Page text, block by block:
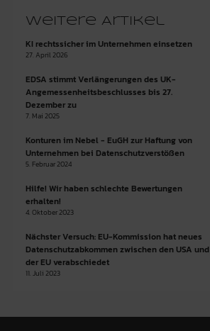
Weitere Artikel
KI rechtssicher im Unternehmen einsetzen
27. April 2026
EDSA stimmt Verlängerungen des UK-
Angemessenheitsbeschlusses bis 27.
Dezember zu
7. Mai 2025
Konturen im Nebel - EuGH zur Haftung von
Unternehmen bei Datenschutzverstößen
5. Februar 2024
Hilfe! Wir haben schlechte Bewertungen
erhalten!
4. Oktober 2023
Nächster Versuch: EU-Kommission hat neues
Datenschutzabkommen zwischen den USA und
der EU verabschiedet
11. Juli 2023